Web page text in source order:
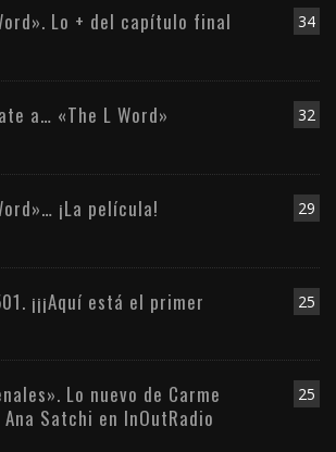
34
Lo + del capítulo final
32
a… «The L Word»
29
¡La película!
25
¡¡¡Aquí está el primer
25
Lo nuevo de Carme
Satchi en InOutRadio